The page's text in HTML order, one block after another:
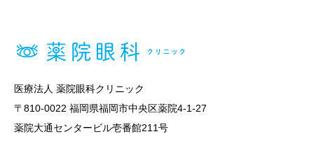
医療法人 薬院眼科クリニック
〒810-0022 福岡県福岡市中央区薬院4-1-27
薬院大通センタービル壱番館211号